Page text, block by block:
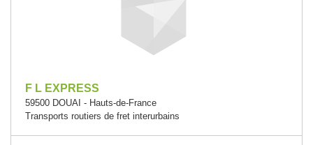
F L EXPRESS
59500 DOUAI - Hauts-de-France
Transports routiers de fret interurbains